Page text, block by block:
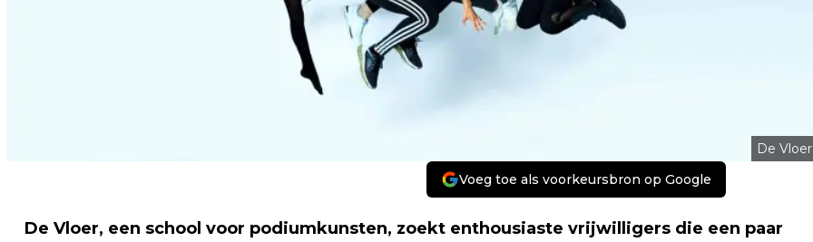
De Vloer
Voeg toe als voorkeursbron op Google
De Vloer, een school voor podiumkunsten, zoekt enthousiaste vrijwilligers die een paar